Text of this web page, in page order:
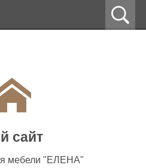
сайт
мебели "ЕЛЕНА"